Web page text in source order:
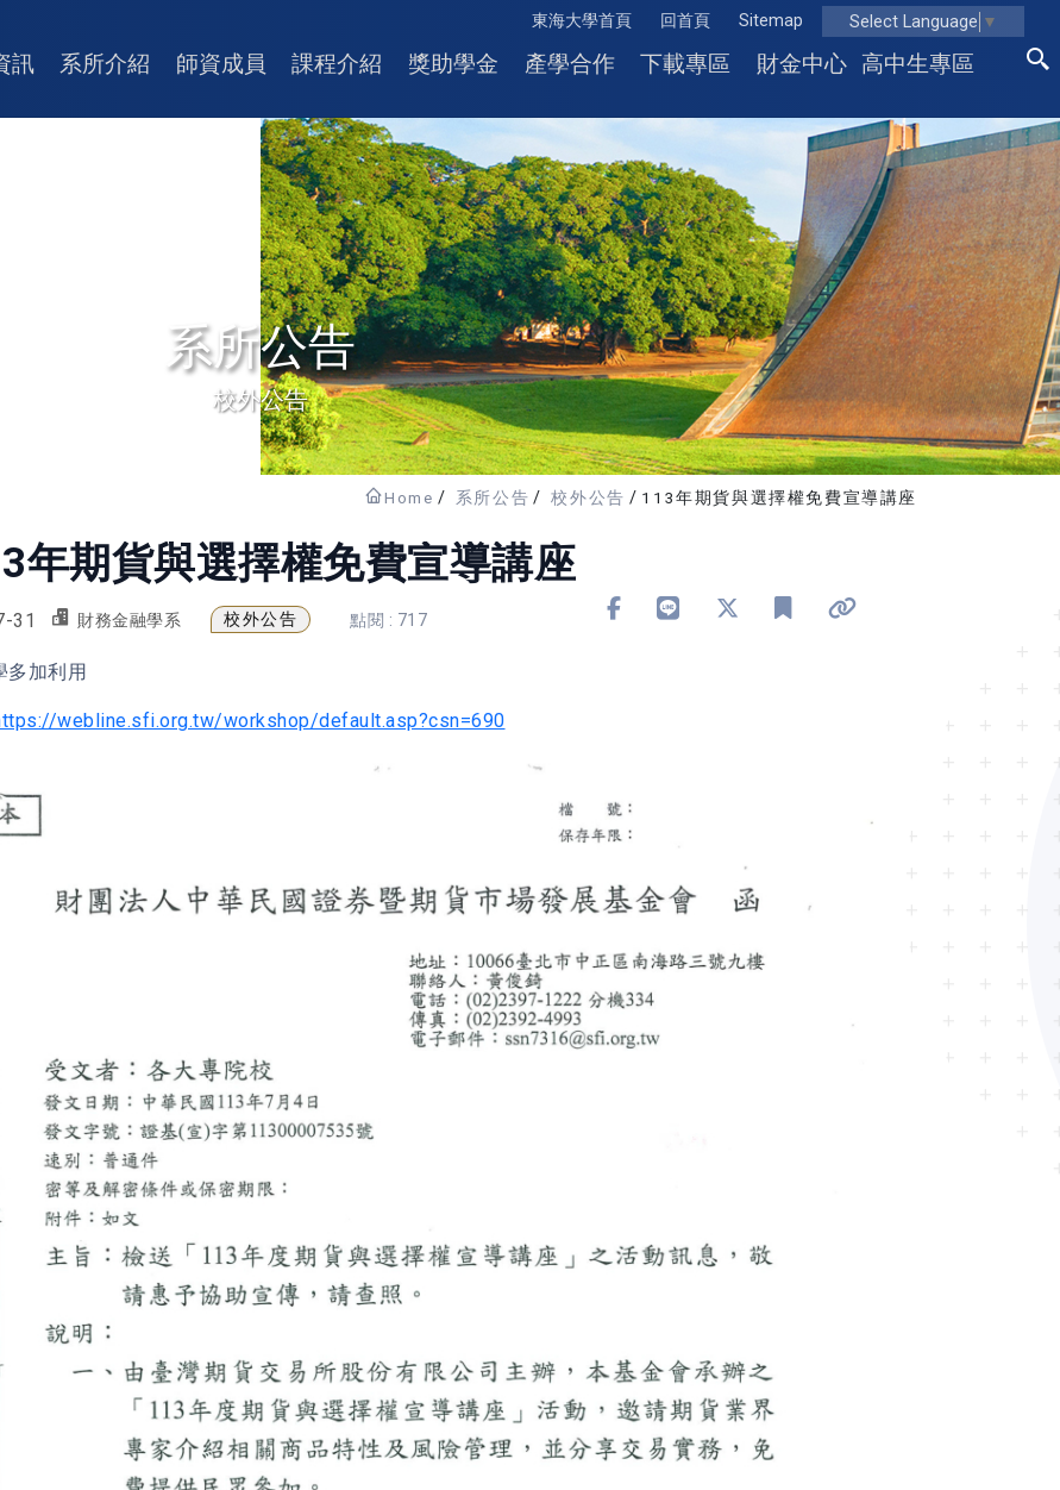
東海大學首頁 回首頁 Sitemap Select Language ▼
訊 系所介紹 師資成員 課程介紹 獎助學金 產學合作 下載專區 財金中心 高中生專區
系所公告
校外公告
Home 系所公告 校外公告 113年期貨與選擇權免費宣導講座
年期貨與選擇權免費宣導講座
31 財務金融學系 校外公告 點閱 : 717
多加利用
webline.sfi.org.tw/workshop/default.asp?csn=690